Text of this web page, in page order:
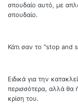
σπουδαίο αυτό, με
σπουδαίο.
Κάτι σαν το "stop and
Ειδικά για την
περισσότερα, αλλά θα
κρίση του.